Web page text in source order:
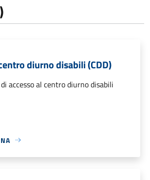
diurno disabili (CDD)
accesso al centro diurno disabili